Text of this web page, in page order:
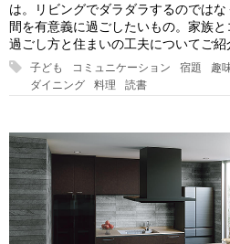
は。リビングでダラダラするのでは
間を有意義に過ごしたいもの。家族
過ごし方と住まいの工夫についてご紹
子ども コミュニケーション 宿題 趣
ダイニング
料理 読書